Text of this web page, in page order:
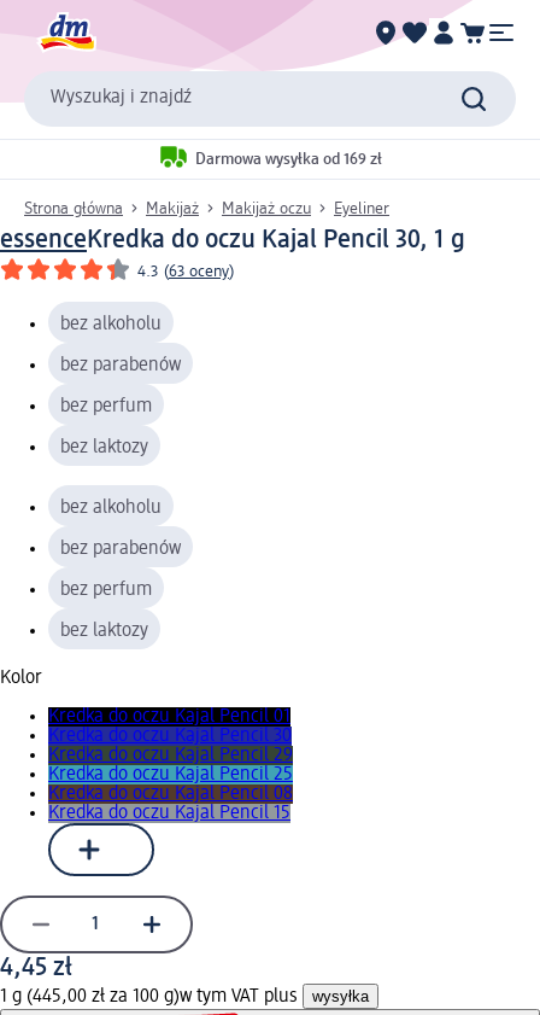
Wyszukaj i znajdź
Darmowa wysyłka od 169 zł
Strona główna Makijaż Makijaż oczu Eyeliner
essence Kredka do oczu Kajal Pencil 30, 1 g
4.3 (63 oceny)
bez alkoholu
bez parabenów
bez perfum
bez laktozy
bez alkoholu
bez parabenów
bez perfum
bez laktozy
Kolor
Kredka do oczu Kajal Pencil 01
Kredka do oczu Kajal Pencil 30
Kredka do oczu Kajal Pencil 29
Kredka do oczu Kajal Pencil 25
Kredka do oczu Kajal Pencil 08
Kredka do oczu Kajal Pencil 15
4,45 zł
1 g (445,00 zł za 100 g)w tym VAT plus wysyłka